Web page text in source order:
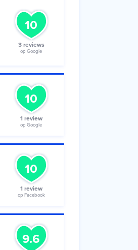
10
3 reviews
op Google
10
1 review
op Google
10
1 review
op Facebook
9.6